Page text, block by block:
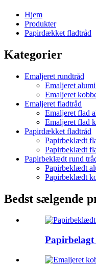
Hjem
Produkter
Papirdækket fladtråd
Kategorier
Emaljeret rundtråd
Emaljeret
Emaljeret
Emaljeret fladtråd
Emaljeret flad
Emaljeret flad
Papirdækket fladtråd
Papirbeklædt
Papirbeklædt
Papirbeklædt rund
Papirbeklædt
Papirbeklædt
Bedst sælgende